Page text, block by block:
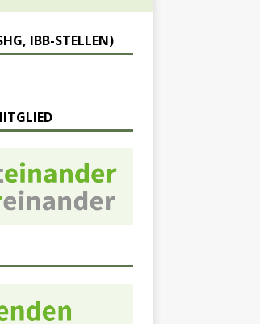
IBB-STELLEN)